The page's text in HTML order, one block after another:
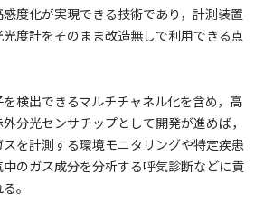
度化が実現できる技術であり，計測装置
度計をそのまま改造無しで利用できる点
検出できるマルチチャネル化を含め，高
分光センサチップとして開発が進めば，
を計測する環境モニタリングや特定疾患
のガス成分を分析する呼気診断などに貢
。